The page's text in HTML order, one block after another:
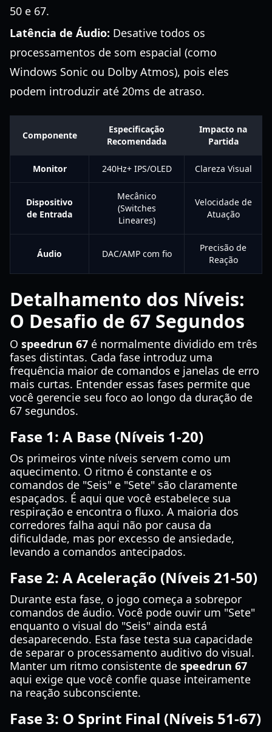
50 e 67.
Latência de Áudio: Desative todos os
processamentos de som espacial (como
Windows Sonic ou Dolby Atmos), pois eles
podem introduzir até 20ms de atraso.
Componente
Especificação
Recomendada
Impacto na
Partida
Monitor 240Hz+ IPS/OLED Clareza Visual
Dispositivo
de Entrada
Mecânico
(Switches
Lineares)
Velocidade de
Atuação
Áudio DAC/AMP com fio
Precisão de
Reação
Detalhamento dos Níveis:
O Desafio de 67 Segundos
O speedrun 67 é normalmente dividido em três
fases distintas. Cada fase introduz uma
frequência maior de comandos e janelas de erro
mais curtas. Entender essas fases permite que
você gerencie seu foco ao longo da duração de
67 segundos.
Fase 1: A Base (Níveis 1-20)
Os primeiros vinte níveis servem como um
aquecimento. O ritmo é constante e os
comandos de "Seis" e "Sete" são claramente
espaçados. É aqui que você estabelece sua
respiração e encontra o fluxo. A maioria dos
corredores falha aqui não por causa da
dificuldade, mas por excesso de ansiedade,
levando a comandos antecipados.
Fase 2: A Aceleração (Níveis 21-50)
Durante esta fase, o jogo começa a sobrepor
comandos de áudio. Você pode ouvir um "Sete"
enquanto o visual do "Seis" ainda está
desaparecendo. Esta fase testa sua capacidade
de separar o processamento auditivo do visual.
Manter um ritmo consistente de speedrun 67
aqui exige que você confie quase inteiramente
na reação subconsciente.
Fase 3: O Sprint Final (Níveis 51-67)